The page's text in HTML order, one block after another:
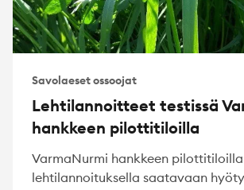
Savolaeset ossoojat
Lehtilannoitteet testissä
hankkeen pilottitiloilla
VarmaNurmi hankkeen
lehtilannoituksella saatavaan